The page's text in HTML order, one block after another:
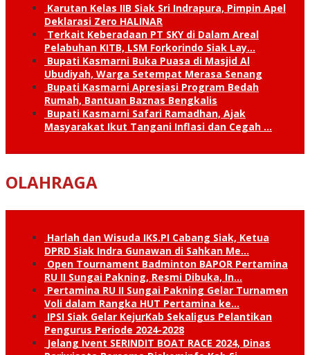
Karutan Kelas IIB Siak Sri Indrapura, Pimpin Apel
Deklarasi Zero HALINAR
Terkait Keberadaan PT SKY di Dalam Areal
Pelabuhan KITB, LSM Forkorindo Siak Lay…
Bupati Kasmarni Buka Puasa di Masjid Al
Ubudiyah, Warga Setempat Merasa Senang
Bupati Kasmarni Apresiasi Program Bedah
Rumah, Bantuan Baznas Bengkalis
Bupati Kasmarni Safari Ramadhan, Ajak
Masyarakat Ikut Tangani Inflasi dan Cegah …
OLAHRAGA
Harlah dan Wisuda IKS.PI Cabang Siak, Ketua
DPRD Siak Indra Gunawan di Sahkan Me…
Open Tournament Badminton BAPOR Pertamina
RU II Sungai Pakning, Resmi Dibuka, In…
Pertamina RU II Sungai Pakning Gelar Turnamen
Voli dalam Rangka HUT Pertamina ke…
IPSI Siak Gelar KejurKab Sekaligus Pelantikan
Pengurus Periode 2024-2028
Jelang Ivent SERINDIT BOAT RACE 2024, Dinas